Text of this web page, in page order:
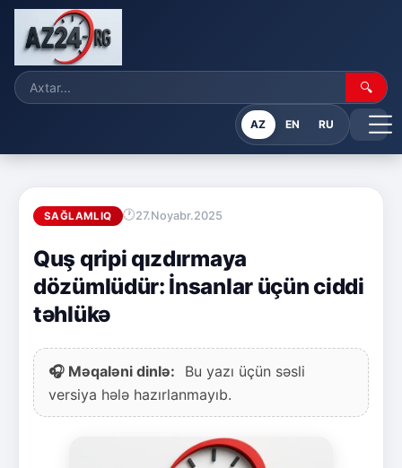
🔍
AZ EN RU
SAĞLAMLIQ 27.Noyabr.2025
Quş qripi qızdırmaya
dözümlüdür: İnsanlar üçün ciddi
təhlükə
🎧 Məqaləni dinlə:
Bu yazı üçün səsli
versiya hələ hazırlanmayıb.